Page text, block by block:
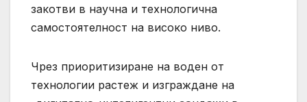
закотви в научна и технологична
самостоятелност на високо ниво.
Чрез приоритизиране на воден от
технологии растеж и изграждане на